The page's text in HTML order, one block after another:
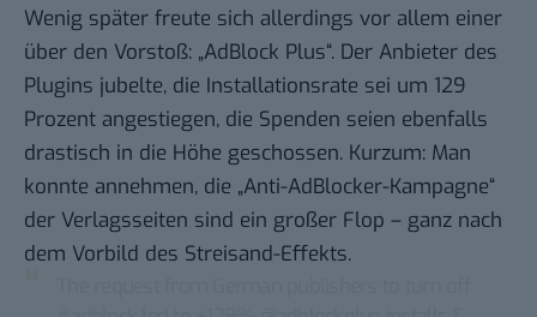
Wenig später freute sich allerdings vor allem einer
über den Vorstoß: „AdBlock Plus“. Der Anbieter des
Plugins jubelte, die Installationsrate sei um 129
Prozent angestiegen, die Spenden seien ebenfalls
drastisch in die Höhe geschossen. Kurzum: Man
konnte annehmen, die „Anti-AdBlocker-Kampagne“
der Verlagsseiten sind ein großer Flop – ganz nach
dem Vorbild des Streisand-Effekts.